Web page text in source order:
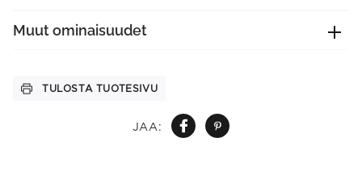
JAA:
Muut ominaisuudet
TULOSTA TUOTESIVU